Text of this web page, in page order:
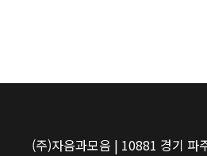
(주)자음과모음 | 10881 경기